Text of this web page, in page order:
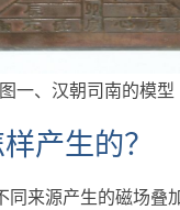
图一、汉朝司南的模型
产生的？
同来源产生的磁场叠